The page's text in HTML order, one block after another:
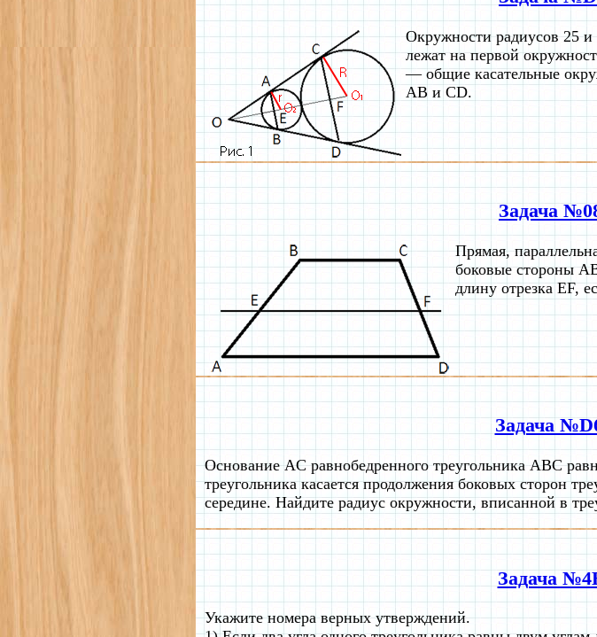
Окружности радиусов 25
лежат на первой
— общие касательные
AB и CD.
Задача
Прямая,
боковые стороны
длину отрезка EF,
Задача
Основание AC равнобедренного треугольника ABC
треугольника касается продолжения боковых сторон
середине. Найдите радиус окружности, вписанной в
Задача
Укажите номера верных утверждений.